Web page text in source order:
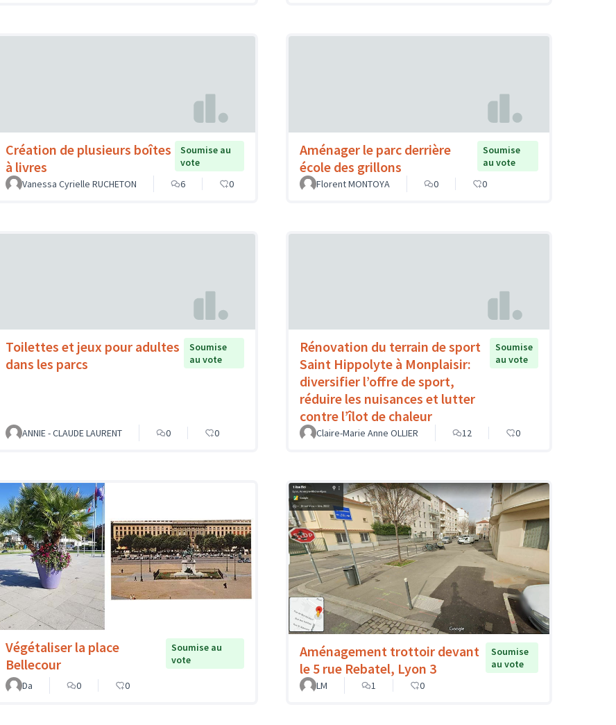
Création de plusieurs boîtes
à livres
Soumise au
vote
Vanessa Cyrielle RUCHETON
6 0
Aménager le parc derrière
école des grillons
Soumise
au vote
Florent MONTOYA
0 0
Toilettes et jeux pour adultes
dans les parcs
Soumise
au vote
ANNIE - CLAUDE LAURENT 0 0
Rénovation du terrain de sport
Saint Hippolyte à Monplaisir:
diversifier l’offre de sport,
réduire les nuisances et lutter
contre l’îlot de chaleur
Soumise
au vote
Claire-Marie Anne OLLIER 12 0
Végétaliser la place
Bellecour
Soumise au
vote
Da 0 0
Aménagement trottoir devant
le 5 rue Rebatel, Lyon 3
Soumise
au vote
LM
1 0